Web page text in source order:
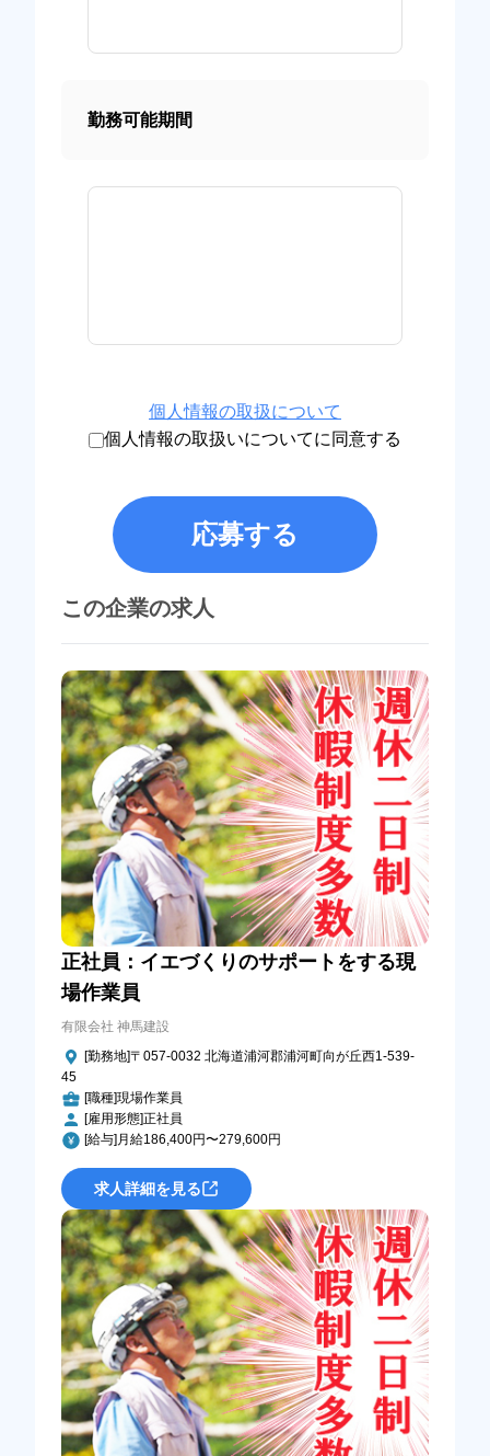
勤務可能期間
個人情報の取扱について
個人情報の取扱いについてに同意する
応募する
この企業の求人
正社員：イエづくりのサポートをする現
場作業員
有限会社 神馬建設
[勤務地]〒057-0032 北海道浦河郡浦河町向が丘西1-539-
45
[職種]現場作業員
[雇用形態]正社員
[給与]月給186,400円〜279,600円
求人詳細を見る